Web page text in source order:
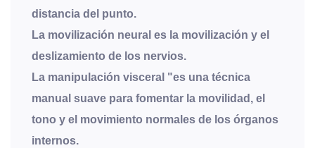
distancia del punto.
La movilización neural es la movilización y el
deslizamiento de los nervios.
La manipulación visceral "es una técnica
manual suave para fomentar la movilidad, el
tono y el movimiento normales de los órganos
internos.